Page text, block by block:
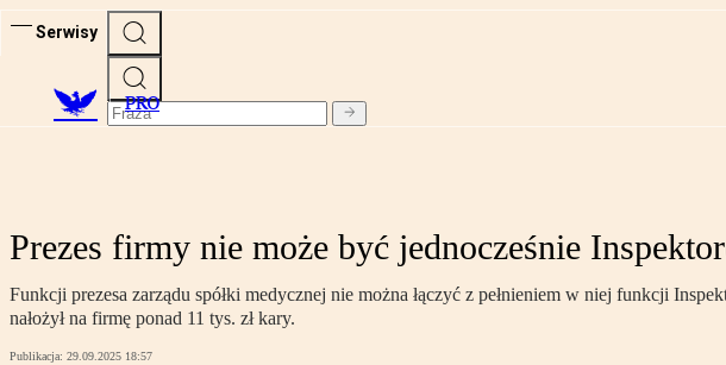
Serwisy
PRO
Prezes firmy nie może być jednocześnie
Funkcji prezesa zarządu spółki medycznej nie można łączyć z pełnieniem w niej funkcji
nałożył na firmę ponad 11 tys. zł kary.
Publikacja: 29.09.2025 18:57